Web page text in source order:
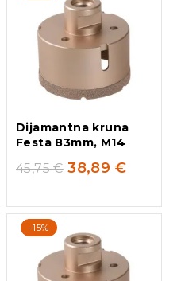
Dijamantna kruna
Festa 83mm, M14
45,75€ 38,89 €
-15%